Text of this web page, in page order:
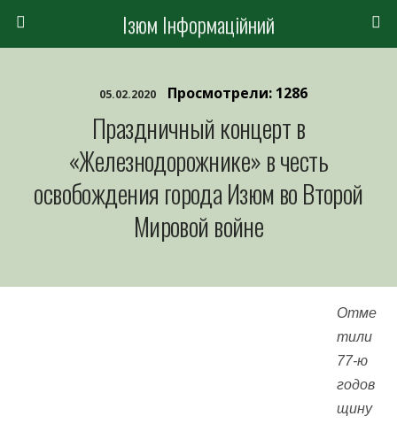
Ізюм Інформаційний
05.02.2020 Просмотрели: 1286
Праздничный концерт в
«Железнодорожнике» в честь
освобождения города Изюм во Второй
Мировой войне
Отме
тили
77-ю
годов
щину